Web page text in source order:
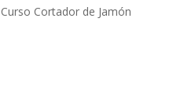
Cortador de Jamón